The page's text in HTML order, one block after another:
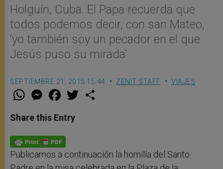
Holguín, Cuba. El Papa recuerda que
todos podemos decir, con san Mateo,
‘yo también soy un pecador en el que
Jesús puso su mirada’
SEPTIEMBRE 21, 2015 15:44 ZENIT STAFF VIAJES
W
t
s
p
p
M
e
s
e
g
e
r
F
a
e
b
o
k
w
Share this Entry
Publicamos a continuación la homilía del Santo